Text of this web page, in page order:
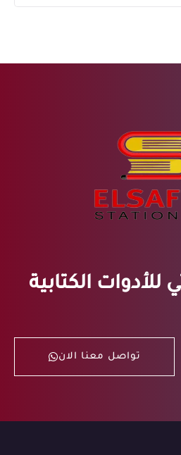
الكتابية
تواصل معنا الان